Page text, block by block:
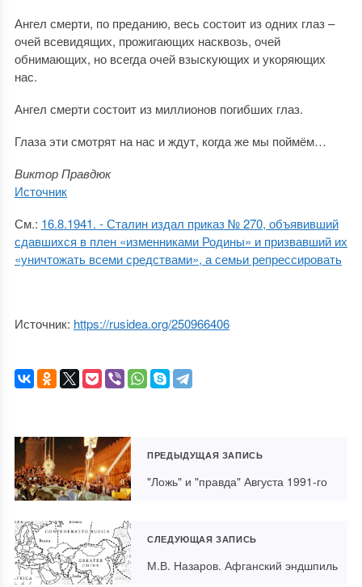
Ангел смерти, по преданию, весь состоит из одних глаз –
очей всевидящих, прожигающих насквозь, очей
обнимающих, но всегда очей взыскующих и укоряющих
нас.
Ангел смерти состоит из миллионов погибших глаз.
Глаза эти смотрят на нас и ждут, когда же мы поймём…
Виктор Правдюк
Источник
См.: 16.8.1941. - Сталин издал приказ № 270, объявивший
сдавшихся в плен «изменниками Родины» и призвавший их
«уничтожать всеми средствами», а семьи репрессировать
Источник: https://rusidea.org/250966406
ПРЕДЫДУЩАЯ ЗАПИСЬ
"Ложь" и "правда" Августа 1991-го
СЛЕДУЮЩАЯ ЗАПИСЬ
М.В. Назаров. Афганский эндшпиль